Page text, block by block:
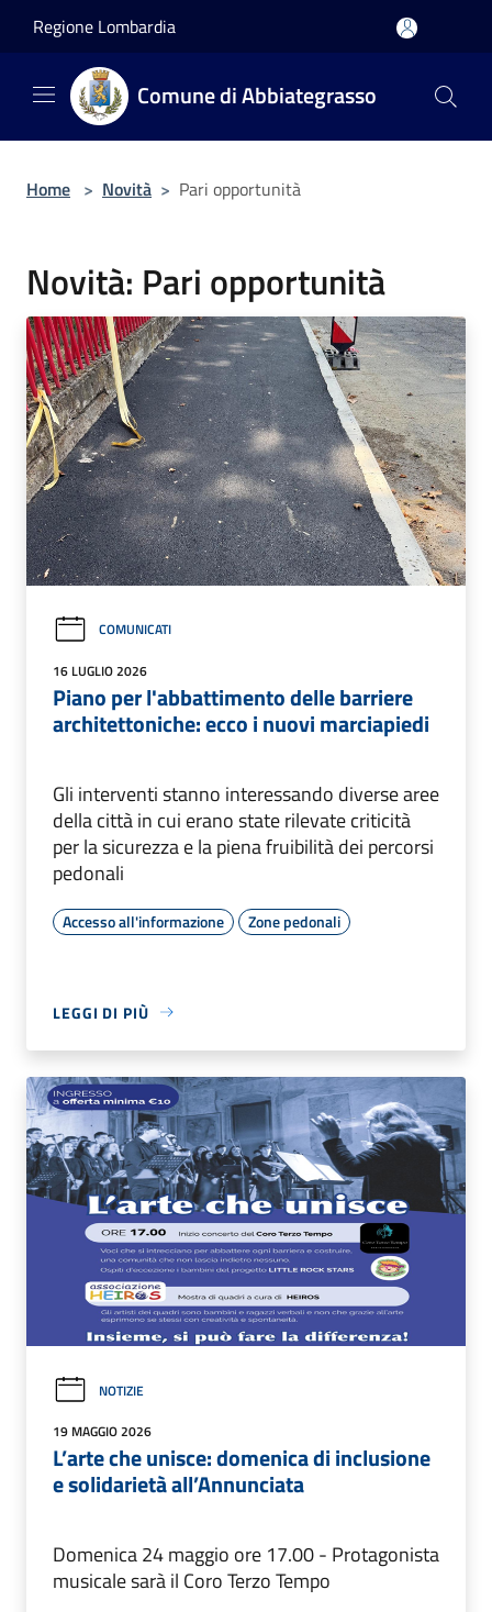
Regione Lombardia
Comune di Abbiategrasso
Home > Novità > Pari opportunità
Novità: Pari opportunità
COMUNICATI
16 LUGLIO 2026
Piano per l'abbattimento delle barriere
architettoniche: ecco i nuovi marciapiedi
Gli interventi stanno interessando diverse aree
della città in cui erano state rilevate criticità
per la sicurezza e la piena fruibilità dei percorsi
pedonali
Accesso all'informazione Zone pedonali
LEGGI DI PIÙ
NOTIZIE
19 MAGGIO 2026
L’arte che unisce: domenica di inclusione
e solidarietà all’Annunciata
Domenica 24 maggio ore 17.00 - Protagonista
musicale sarà il Coro Terzo Tempo